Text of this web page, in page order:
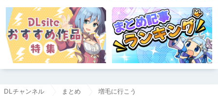
DLチャンネル まとめ 増毛に行こう